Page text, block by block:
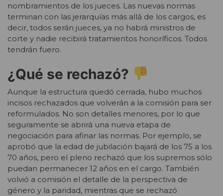
nombramientos de los jueces. Las nuevas normas
terminan con las jerarquías más allá de los cargos, es
decir, todos serán jueces, ya no habrá ministros de
corte y nadie recibirá tratamientos honoríficos. Todos
tendrán fuero.
¿Qué se rechazó?
Aunque la estructura quedó cerrada, hubo muchos
incisos rechazados que volverán a la comisión para ser
reformulados. No son detalles menores, por lo que
seguramente se abrirá una nueva etapa de
negociación para afinar las normas. Por ejemplo, se
aprobó que la edad de jubilación bajará de los 75 a los
70 años, pero el pleno rechazó que los supremos sólo
puedan permanecer 12 años en el cargo. También
volvió a comisión el detalle de la perspectiva de
género y la paridad, mientras que se rechazó